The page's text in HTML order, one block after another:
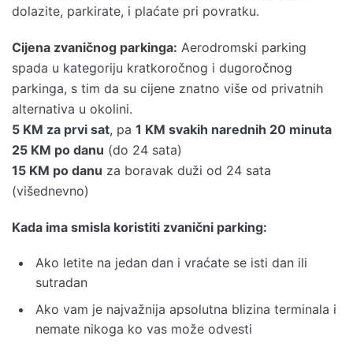
dolazite, parkirate, i plaćate pri povratku.
Cijena zvaničnog parkinga: Aerodromski parking
spada u kategoriju kratkoročnog i dugoročnog
parkinga, s tim da su cijene znatno više od privatnih
alternativa u okolini.
5 KM za prvi sat, pa 1 KM svakih narednih 20 minuta
25 KM po danu (do 24 sata)
15 KM po danu za boravak duži od 24 sata
(višednevno)
Kada ima smisla koristiti zvanični parking:
Ako letite na jedan dan i vraćate se isti dan ili
sutradan
Ako vam je najvažnija apsolutna blizina terminala i
nemate nikoga ko vas može odvesti